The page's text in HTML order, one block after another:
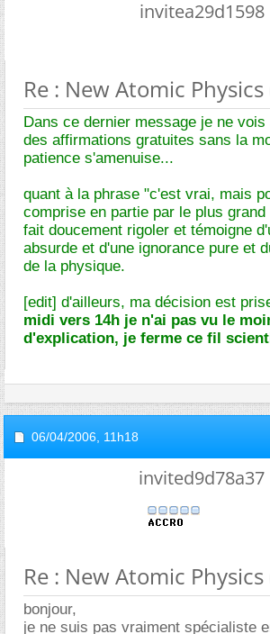
invitea29d1598
Re : New Atomic Physics
Dans ce dernier message je ne vois
des affirmations gratuites sans la
patience s'amenuise...
quant à la phrase "c'est vrai, mais
comprise en partie par le plus
fait doucement rigoler et témoigne
absurde et d'une ignorance pure et
de la physique.
[edit] d'ailleurs, ma décision est
midi vers 14h je n'ai pas vu le
d'explication, je ferme ce fil
06/04/2006, 11h18
invited9d78a37
Re : New Atomic Physics
bonjour,
je ne suis pas vraiment spécialiste